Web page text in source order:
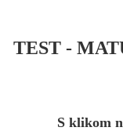
TEST -
S klikom